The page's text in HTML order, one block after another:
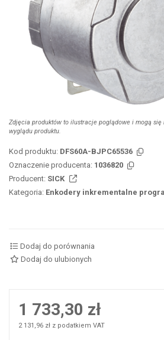
Zdjęcia produktów to ilustracje poglądowe i mogą się
wyglądu produktu.
Kod produktu: DFS60A-BJPC65536
Oznaczenie producenta: 1036820
Producent: SICK
Kategoria: Enkodery inkrementalne
Dodaj do porównania
Dodaj do ulubionych
1 733,30 zł
2 131,96 zł z podatkiem VAT